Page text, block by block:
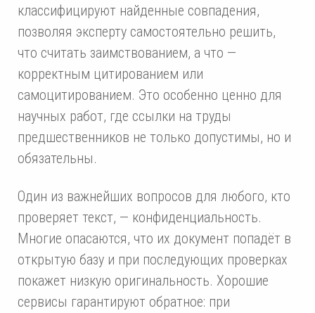
классифицируют найденные совпадения,
позволяя эксперту самостоятельно решить,
что считать заимствованием, а что —
корректным цитированием или
самоцитированием. Это особенно ценно для
научных работ, где ссылки на труды
предшественников не только допустимы, но и
обязательны.
Один из важнейших вопросов для любого, кто
проверяет текст, — конфиденциальность.
Многие опасаются, что их документ попадёт в
открытую базу и при последующих проверках
покажет низкую оригинальность. Хорошие
сервисы гарантируют обратное: при